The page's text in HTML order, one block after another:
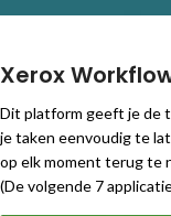
Xerox
Dit platform geeft je de
je taken eenvoudig te
op elk moment terug te
(De volgende 7